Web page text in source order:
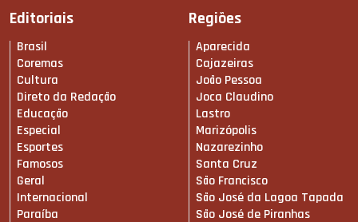
Editoriais
Brasil
Coremas
Cultura
Direto da Redação
Educação
Especial
Esportes
Famosos
Geral
Internacional
Paraíba
Regiões
Aparecida
Cajazeiras
João Pessoa
Joca Claudino
Lastro
Marizópolis
Nazarezinho
Santa Cruz
São Francisco
São José da Lagoa Tapada
São José de Piranhas